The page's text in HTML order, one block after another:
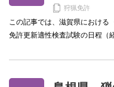
狩猟免許
この記事では、滋賀県における
免許更新適性検査試験の日程（